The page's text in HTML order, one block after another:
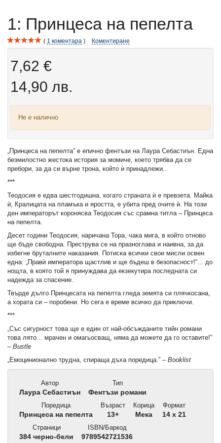
1: Принцеса на пепелта
1 коментара Коментиране
7,62 €
14,90 лв.
Не е налично
„Принцеса на пепелта” е епично фентъзи на Лаура Себастиън. Една
безмилостно жестока история за момиче, което трябва да се
пребори, за да си върне трона, който ѝ принадлежи..
***
Теодосия е едва шестгодишна, когато страната ѝ е превзета. Майка
ѝ, Кралицата на пламъка и яростта, е убита пред очите ѝ. На този
ден императорът коронясва Теодосия със срамна титла – Принцеса
на пепелта.
Десет години Теодосия, наричана Тора, чака мига, в който отново
ще бъде свободна. Преструва се на празноглава и наивна, за да
избегне бруталните наказания. Потиска всички свои мисли освен
една: „Правѝ императора щастлив и ще бъдеш в безопасност!“... до
нощта, в която той я принуждава да екзекутира последната си
надежда за спасение.
Твърде дълго Принцесата на пепелта гледа земята си плячкосана,
а хората си – поробени. Но сега е време всичко да приключи.
***
„Със сигурност това ще е един от най-обсъжданите тийн романи
това лято... мрачен и омагьосващ, няма да можете да го оставите!”
– Bustle
„Емоцинионално трудна, спираща дъха поредица.” – Booklist
Автор
Лаура Себастиън
Тип
Фентъзи романи
Поредица
Принцеса на пепелта
Възраст
13+
Корица
Мека
Формат
14 x 21
Страници
384 черно-бели
ISBN/Баркод
9789542721536